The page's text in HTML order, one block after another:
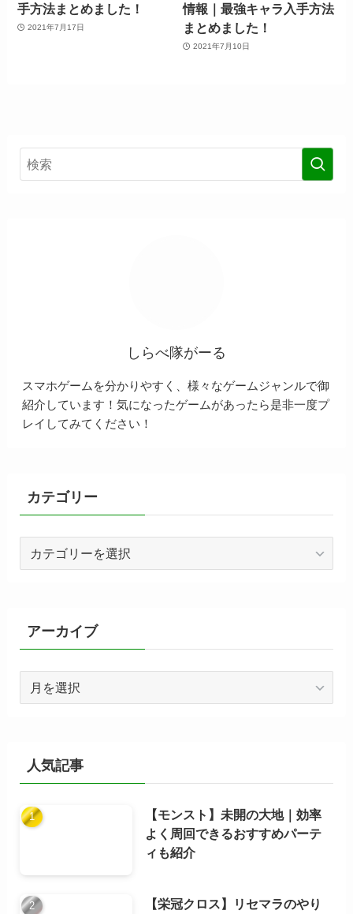
手方法まとめました！
2021年7月17日
情報｜最強キャラ入手方法
まとめました！
2021年7月10日
しらべ隊がーる
スマホゲームを分かりやすく、様々なゲームジャンルで御
紹介しています！気になったゲームがあったら是非一度プ
レイしてみてください！
カテゴリー
ーアーカイブ
人気記事
【モンスト】未開の大地｜効率
よく周回できるおすすめパーテ
ィも紹介
【栄冠クロス】リセマラのやり